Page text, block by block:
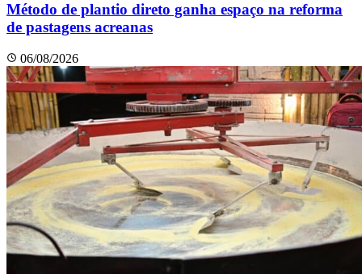
Método de plantio direto ganha espaço na reforma
de pastagens acreanas
06/08/2026